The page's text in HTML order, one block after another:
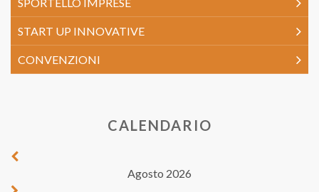
START UP INNOVATIVE
CONVENZIONI
CALENDARIO
Agosto 2026